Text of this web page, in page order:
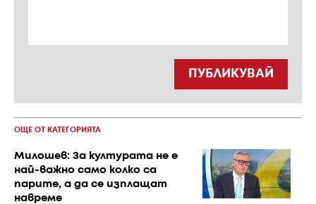
ПУБЛИКУВАЙ
ОЩЕ ОТ КАТЕГОРИЯТА
Милошев: За културата не е
най-важно само колко са
парите, а да се изплащат
навреме